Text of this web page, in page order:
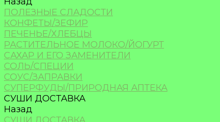
ПОЛЕЗНЫЕ СЛАДОСТИ
КОНФЕТЫ/ЗЕФИР
ПЕЧЕНЬЕ/ХЛЕБЦЫ
РАСТИТЕЛЬНОЕ МОЛОКО/ЙОГУРТ
САХАР И ЕГО ЗАМЕНИТЕЛИ
СОЛЬ/СПЕЦИИ
СОУС/ЗАПРАВКИ
СУПЕРФУДЫ/ПРИРОДНАЯ АПТЕКА
СУШИ ДОСТАВКА
Назад